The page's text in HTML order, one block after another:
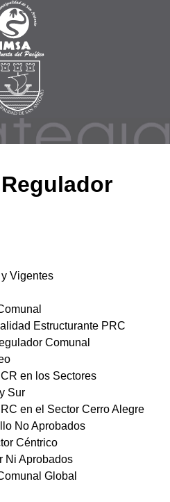
Vigentes
Estructurante PRC
Comunal
en los Sectores
Sur
en el Sector Cerro Alegre
No Aprobados
Céntrico
Ni Aprobados
Global